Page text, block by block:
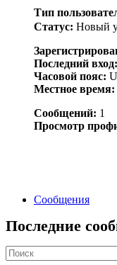
Тип
Статус: Новый
Последний вход:
Часовой пояс:
Местное время:
Сообщений: 1
Просмотр
Сообщения
Последние